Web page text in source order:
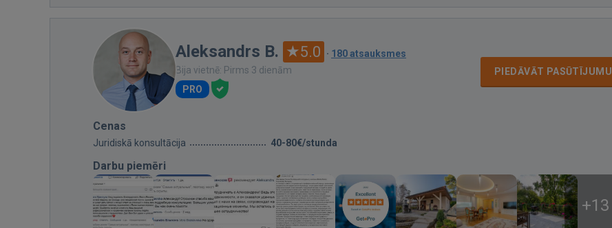
Aleksandrs B. 5.0 · 180 atsauksmes
Bija vietnē: Pirms 3 dienām
PRO
PIEDĀVĀT PASŪTĪJUMU
Cenas
Juridiskā konsultācija 40-80€/stunda
Darbu piemēri
+13